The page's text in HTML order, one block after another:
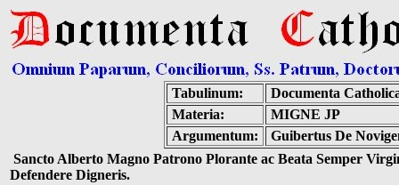
Tabulinum:
Documenta
Materia:
MIGNE JP
Argumentum:
Guibertus De
Sancto Alberto Magno Patrono Plorante ac Beata Semper
Defendere Digneris.